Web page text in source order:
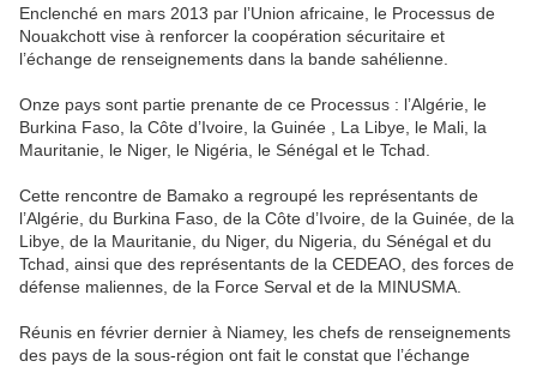
Enclenché en mars 2013 par l’Union africaine, le Processus de
Nouakchott vise à renforcer la coopération sécuritaire et
l’échange de renseignements dans la bande sahélienne.
Onze pays sont partie prenante de ce Processus : l’Algérie, le
Burkina Faso, la Côte d’Ivoire, la Guinée , La Libye, le Mali, la
Mauritanie, le Niger, le Nigéria, le Sénégal et le Tchad.
Cette rencontre de Bamako a regroupé les représentants de
l’Algérie, du Burkina Faso, de la Côte d’Ivoire, de la Guinée, de la
Libye, de la Mauritanie, du Niger, du Nigeria, du Sénégal et du
Tchad, ainsi que des représentants de la CEDEAO, des forces de
défense maliennes, de la Force Serval et de la MINUSMA.
Réunis en février dernier à Niamey, les chefs de renseignements
des pays de la sous-région ont fait le constat que l’échange